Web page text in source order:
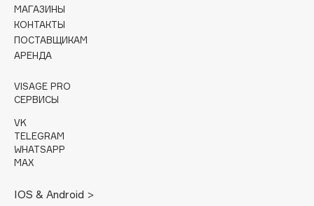
D
d'Alba
DARLING*
Davines
Deonica
Dior
МАГАЗИНЫ
КОНТАКТЫ
ПОСТАВЩИКАМ
АРЕНДА
VISAGE PRO
СЕРВИСЫ
VK
TELEGRAM
WHATSAPP
MAX
IOS & Android >